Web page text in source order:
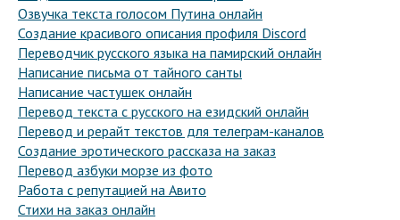
Озвучка текста голосом Путина онлайн
Создание красивого описания профиля Discord
Переводчик русского языка на памирский онлайн
Написание письма от тайного санты
Написание частушек онлайн
Перевод текста с русского на езидский онлайн
Перевод и рерайт текстов для телеграм-каналов
Создание эротического рассказа на заказ
Перевод азбуки морзе из фото
Работа с репутацией на Авито
Стихи на заказ онлайн